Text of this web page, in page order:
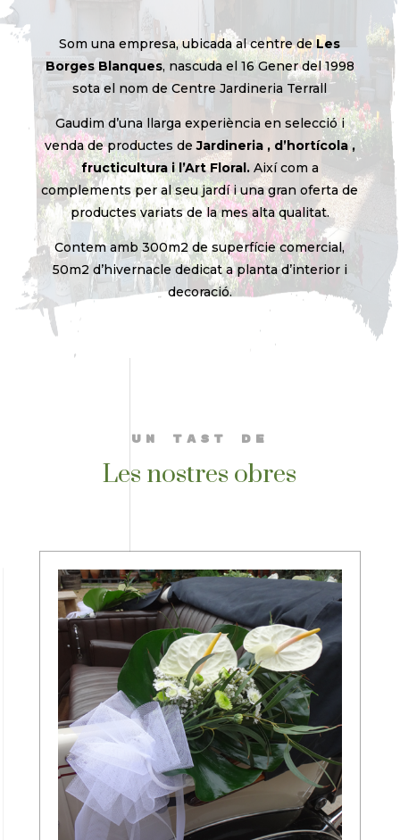
Som una empresa, ubicada al centre deLes
Borges Blanques, nascuda el 16 Gener del 1998
sota el nom de Centre Jardineria Terrall
Gaudim d’una llarga experiència en selecció i
venda de productes de Jardineria , d’hortícola ,
fructicultura i l’Art Floral.Així com a
complements per al seu jardí i una gran oferta de
productes variats de la mes alta qualitat.
Contem amb 300m2 de superfície comercial,
50m2 d’hivernacle dedicat a planta d’interior i
decoració.
UN TAST DE
Les nostres obres